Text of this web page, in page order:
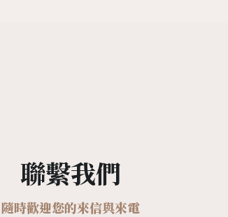
聯繫我們
隨時歡迎您的來信與來電